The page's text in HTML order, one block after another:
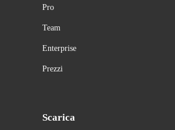
Pro
Team
Enterprise
Prezzi
Scarica